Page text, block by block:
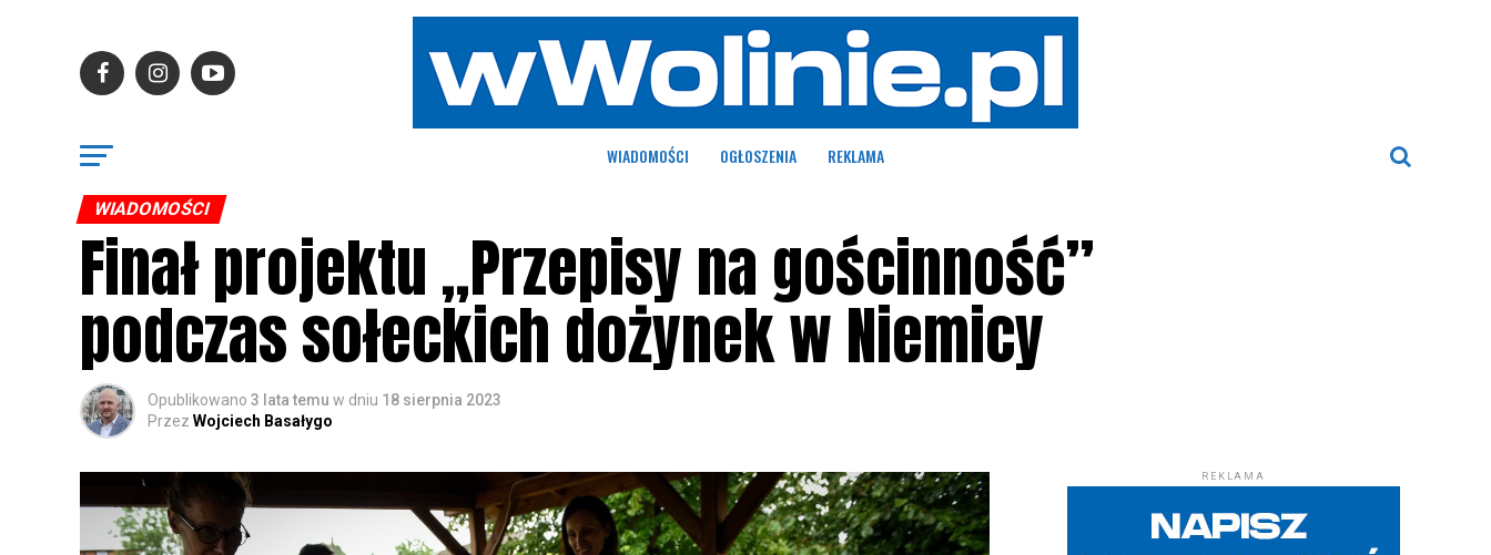
WIADOMOŚCI OGŁOSZENIA REKLAMA
WIADOMOŚCI
Finał projektu „Przepisy na gościnność”
podczas sołeckich dożynek w Niemicy
Opublikowano 3 lata temu w dniu 18 sierpnia 2023
Przez Wojciech Basałygo
REKLAMA